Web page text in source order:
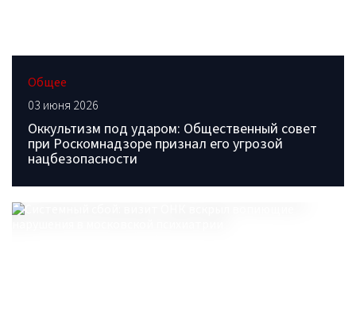
Общее
03 июня 2026
Оккультизм под ударом: Общественный совет
при Роскомнадзоре признал его угрозой
нацбезопасности